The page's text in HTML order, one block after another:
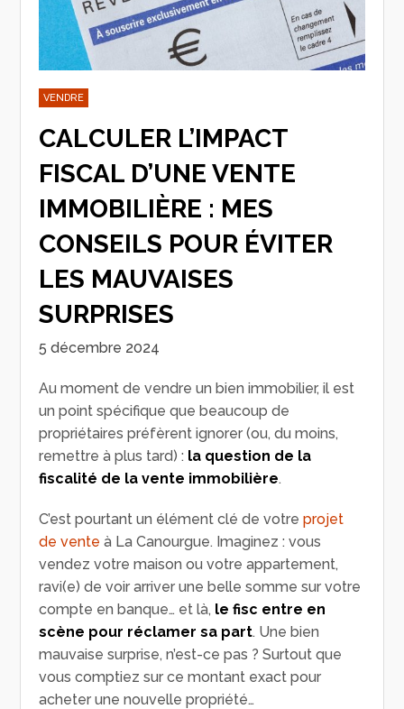
VENDRE
CALCULER L’IMPACT
FISCAL D’UNE VENTE
IMMOBILIÈRE : MES
CONSEILS POUR ÉVITER
LES MAUVAISES
SURPRISES
5 décembre 2024
Au moment de vendre un bien immobilier, il est
un point spécifique que beaucoup de
propriétaires préfèrent ignorer (ou, du moins,
remettre à plus tard) : la question de la
fiscalité de la vente immobilière.
C’est pourtant un élément clé de votreprojet
de vente à La Canourgue. Imaginez : vous
vendez votre maison ou votre appartement,
ravi(e) de voir arriver une belle somme sur votre
compte en banque… et là, le fisc entre en
scène pour réclamer sa part. Une bien
mauvaise surprise, n’est-ce pas ? Surtout que
vous comptiez sur ce montant exact pour
acheter une nouvelle propriété…